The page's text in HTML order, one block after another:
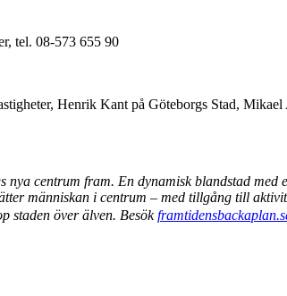
tel. 08-573 655 90
Henrik Kant på Göteborgs Stad,
centrum fram. En dynamisk blandstad
människan i centrum – med tillgång till
staden över älven. Besök